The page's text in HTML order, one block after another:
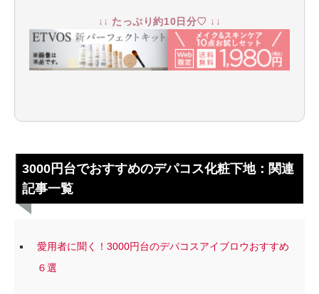
↓↓ たっぷり約10日分♡ ↓↓
3000円台でおすすめのデパコス化粧下地：関連
記事一覧
愛用者に聞く！3000円台のデパコスアイブロウおすすめ
６選